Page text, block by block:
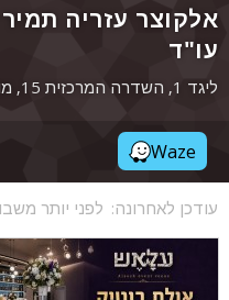
אלקוצר עזריה
עו"ד
ליגד 1, השדרה המרכזית 15, מודיעין
Waze
עודכן לאחרונה: לפני יותר